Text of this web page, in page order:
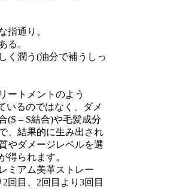
指通り。
る。
く潤う(油分で補うしっ
ートメントのよう
いるのではなく、ダメ
(S – S結合)や毛髪成分
、結果的に生み出され
やダメージレベルを選
得られます。
ミアム美革ストレー
2回目、2回目より3回目